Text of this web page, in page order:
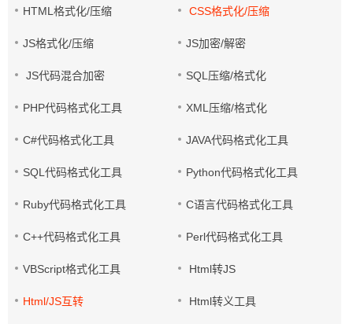
HTML格式化/压缩 CSS格式化/压缩
JS格式化/压缩 JS加密/解密
JS代码混合加密 SQL压缩/格式化
PHP代码格式化工具 XML压缩/格式化
C#代码格式化工具 JAVA代码格式化工具
SQL代码格式化工具 Python代码格式化工具
Ruby代码格式化工具 C语言代码格式化工具
C++代码格式化工具 Perl代码格式化工具
VBScript格式化工具 Html转JS
Html/JS互转 Html转义工具